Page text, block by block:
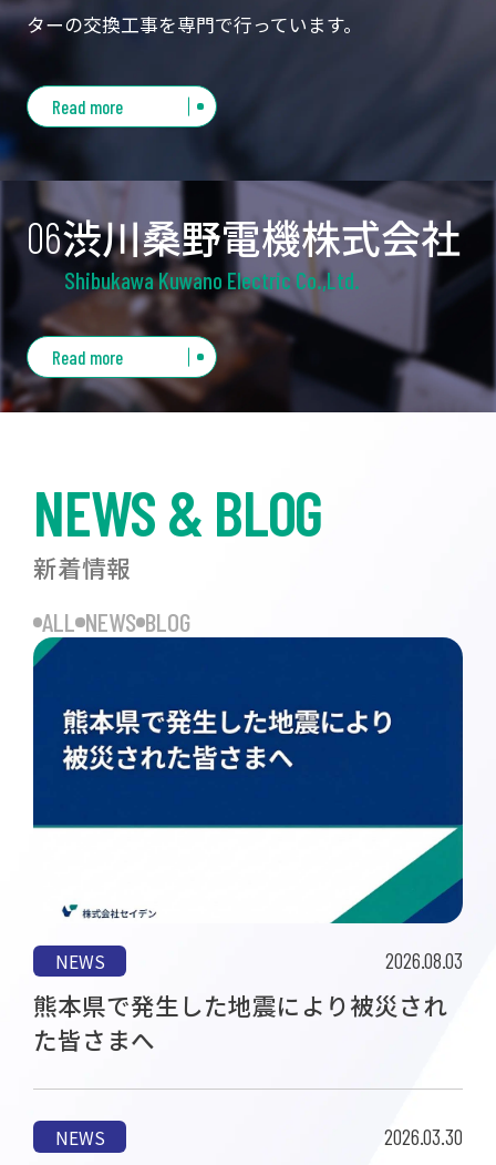
ターの交換⼯事を専⾨で⾏っています。
Read more
06渋川桑野電機株式会社
Shibukawa Kuwano Electric Co.,Ltd.
開発・製造・販売まで。
機器装置を通じて社会に貢献す
る
航空機、クレーンなど様々なフィールド
ています。
Read more
NEWS & BLOG
新着情報
ALL NEWS BLOG
NEWS 2026.08.03
熊本県で発生した地震により被災され
た皆さまへ
NEWS 2026.03.30